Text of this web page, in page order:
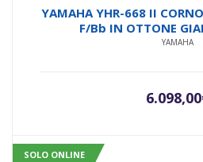
YAMAHA YHR-668 II
F/Bb IN OTTONE
YAMAHA
6.098,00
SOLO ONLINE